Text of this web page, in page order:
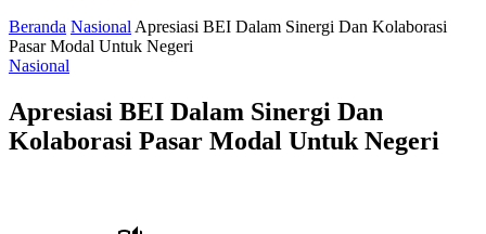
Beranda Nasional Apresiasi BEI Dalam Sinergi Dan Kolaborasi
Pasar Modal Untuk Negeri
Nasional
Apresiasi BEI Dalam Sinergi Dan
Kolaborasi Pasar Modal Untuk Negeri